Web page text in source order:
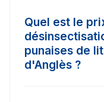
Quel est le
punaises de
d'Anglès ?